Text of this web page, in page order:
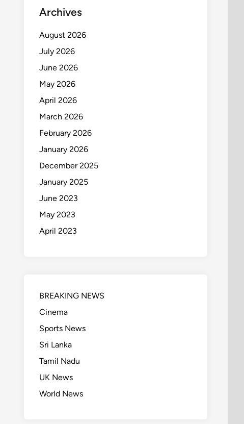
Archives
August 2026
July 2026
June 2026
May 2026
April 2026
March 2026
February 2026
January 2026
December 2025
January 2025
June 2023
May 2023
April 2023
BREAKING NEWS
Cinema
Sports News
Sri Lanka
Tamil Nadu
UK News
World News